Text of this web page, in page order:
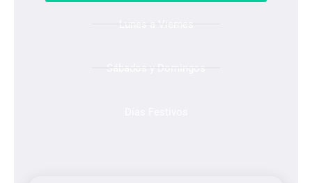
Lunes a Viernes
Sábados y Domingos